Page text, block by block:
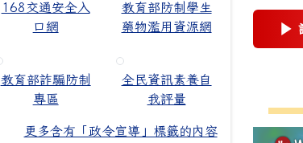
168交通安全入
口網
教育部防制學生
藥物濫用資源網
教育部詐騙防制
專區
全民資訊素養自
我評量
更多含有「政令宣導」標籤的內容
▶
右